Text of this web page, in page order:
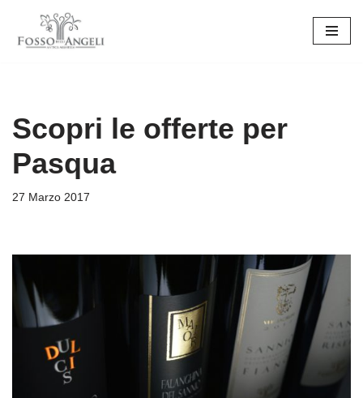
Vai
Scopri le offerte per
Pasqua
27 Marzo 2017